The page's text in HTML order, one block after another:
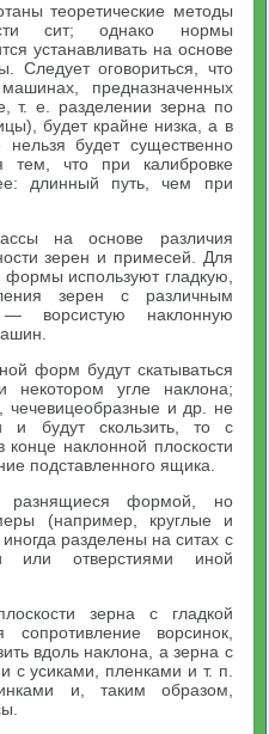
теоретические методы
сит; однако нормы
устанавливать на основе
Следует оговориться, что
предназначенных
т. е. разделении зерна по
будет крайне низка, а в
будет существенно
тем, что при калибровке
длинный путь, чем при
на основе различия
зерен и примесей. Для
формы используют гладкую,
зерен с различным
— ворсистую наклонную
форм будут скатываться
некотором угле наклона;
чечевицеобразные и др. не
и будут скользить, то с
конце наклонной плоскости
подставленного ящика.
формой, но
(например, круглые и
разделены на ситах с
или отверстиями иной
зерна с гладкой
сопротивление ворсинок,
вдоль наклона, а зерна с
с усиками, пленками и т. п.
и, таким образом,